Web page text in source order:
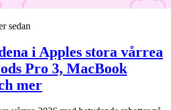
sedan
i Apples stora vårrea
Pro 3, MacBook
mer